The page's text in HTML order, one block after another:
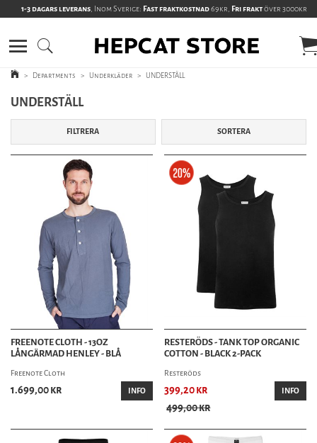
1-3 dagars leverans, Inom Sverige: Fast fraktkostnad69kr, Fri fraktöver 3000kr
> Departments > Underkläder > UNDERSTÄLL
UNDERSTÄLL
FILTRERA SORTERA
FREENOTE CLOTH - 13OZ
LÅNGÄRMAD HENLEY - BLÅ
Freenote Cloth
1.699,00 kr INFO
RESTERÖDS - TANK TOP ORGANIC
COTTON - BLACK 2-PACK
Resteröds
399,20 kr
499,00 kr
INFO